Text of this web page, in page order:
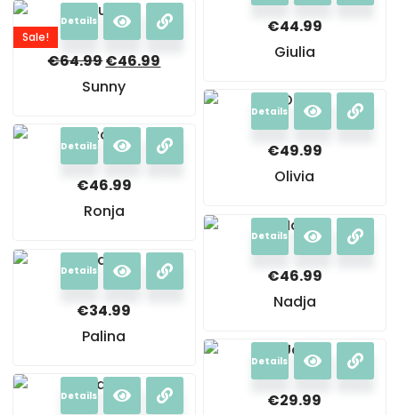
€44.99
Giulia
Sale!
Details
€64.99€46.99
Sunny
Details
€49.99
Olivia
Details
€46.99
Ronja
Details
€46.99
Nadja
Details
€34.99
Palina
Details
€29.99
Details